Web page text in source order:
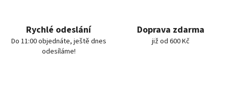
Rychlé odeslání
Do 11:00 objednáte, ještě dnes
odesíláme!
Doprava zdarma
již od 600 Kč